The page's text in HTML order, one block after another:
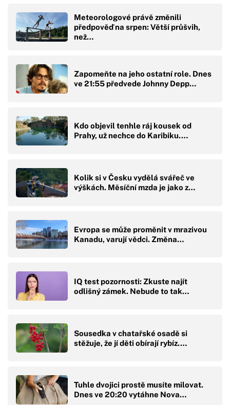
Meteorologové právě změnili
předpověď na srpen: Větší průšvih,
než…
Zapomeňte na jeho ostatní role. Dnes
ve 21:55 předvede Johnny Depp…
Kdo objevil tenhle ráj kousek od
Prahy, už nechce do Karibiku.…
Kolik si v Česku vydělá svářeč ve
výškách. Měsíční mzda je jako z…
Evropa se může proměnit v mrazivou
Kanadu, varují vědci. Změna…
IQ test pozornosti: Zkuste najít
odlišný zámek. Nebude to tak…
Sousedka v chatařské osadě si
stěžuje, že jí děti obírají rybíz.…
Tuhle dvojici prostě musíte milovat.
Dnes ve 20:20 vytáhne Nova…